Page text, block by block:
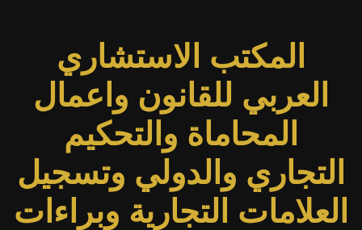
المكتب الاستشاري
العربي للقانون واعمال
المحاماة والتحكيم
التجاري والدولي وتسجيل
العلامات التجارية وبراءات